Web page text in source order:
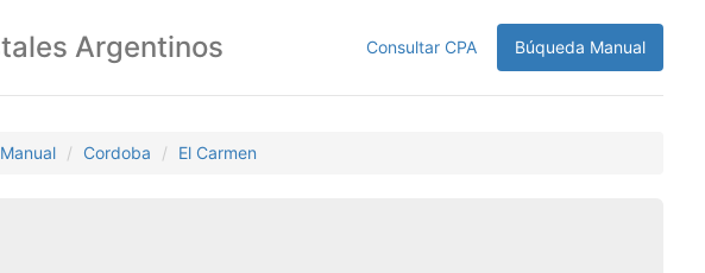
Consultar CPA Búqueda Manual
Argentinos
Cordoba El Carmen